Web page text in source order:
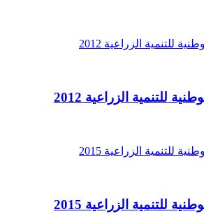
للتنمية الزراعية 2012
للتنمية الزراعية 2015